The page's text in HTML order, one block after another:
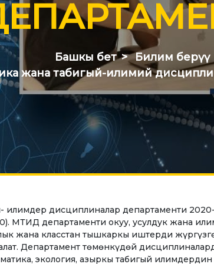
БАГЫТЫ
жана
башкаруу
иши
технологиялары
БИЛИМ БЕРҮҮ
билим берүү
Басылмалар
Электрондук
Эл аралык
кызматташуу
ЖОЖдор
кызматташуу
Эл аралык
Академиялык
мобилдүүлүгү
Башкы бет
Билим берүү
жана табигый-илимий
илимдер дисциплиналар департаменти
МТИД департаменти окуу, усулдук жана
жана класстан тышкаркы иштерди
Департамент төмөнкүдөй
экология, азыркы табигый